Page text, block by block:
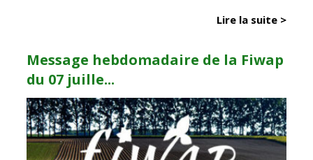
Lire la suite >
Message hebdomadaire de la Fiwap
du 07 juille...